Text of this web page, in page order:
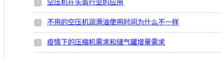
空压机在头盔行业的应用
不用的空压机润滑油使用时间为什么不一样
疫情下的压缩机需求和储气罐增量需求